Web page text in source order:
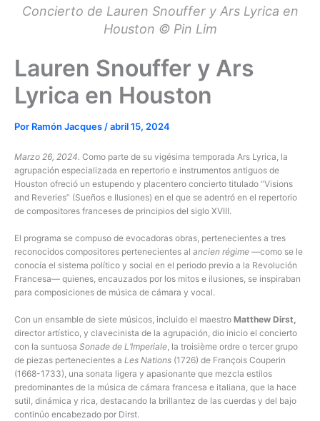
Concierto de Lauren Snouffer y Ars Lyrica en
Houston © Pin Lim
Lauren Snouffer y Ars
Lyrica en Houston
Por Ramón Jacques /abril 15, 2024
Marzo 26, 2024. Como parte de su vigésima temporada Ars Lyrica, la
agrupación especializada en repertorio e instrumentos antiguos de
Houston ofreció un estupendo y placentero concierto titulado “Visions
and Reveries” (Sueños e Ilusiones) en el que se adentró en el repertorio
de compositores franceses de principios del siglo XVIII.
El programa se compuso de evocadoras obras, pertenecientes a tres
reconocidos compositores pertenecientes al ancien régime —como se le
conocía el sistema político y social en el periodo previo a la Revolución
Francesa— quienes, encauzados por los mitos e ilusiones, se inspiraban
para composiciones de música de cámara y vocal.
Con un ensamble de siete músicos, incluido el maestro Matthew Dirst,
director artístico, y clavecinista de la agrupación, dio inicio el concierto
con la suntuosa Sonade de L’Imperiale, la troisième ordre o tercer grupo
de piezas pertenecientes a Les Nations (1726) de François Couperin
(1668-1733), una sonata ligera y apasionante que mezcla estilos
predominantes de la música de cámara francesa e italiana, que la hace
sutil, dinámica y rica, destacando la brillantez de las cuerdas y del bajo
continúo encabezado por Dirst.